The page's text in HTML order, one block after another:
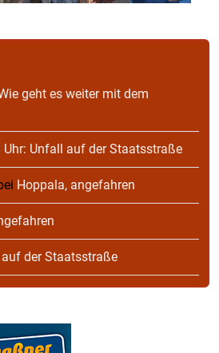
geht es weiter mit dem
Uhr: Unfall auf der Staatsstraße
Hoppala, angefahren
der Staatsstraße